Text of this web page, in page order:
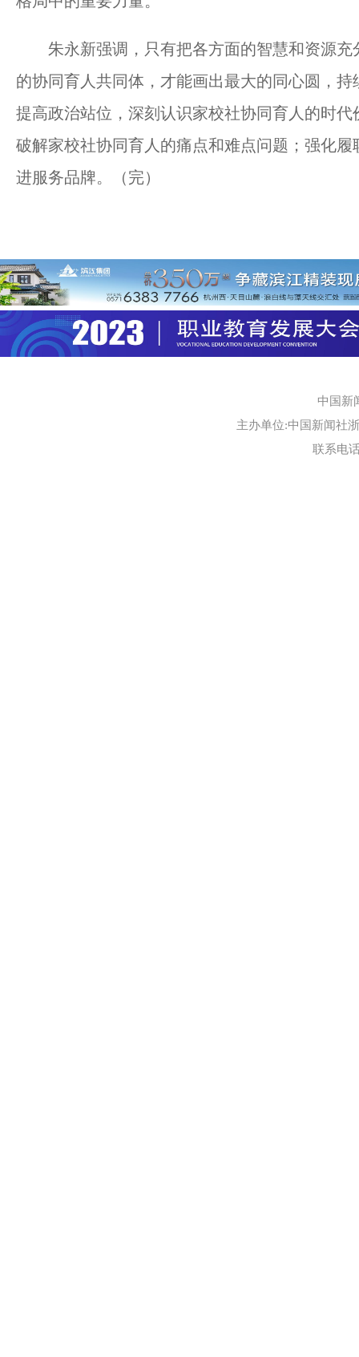
朱永新强调，只有把各方面的智慧和资源充
的协同育人共同体，才能画出最大的同心圆，
提高政治站位，深刻认识家校社协同育人的时
破解家校社协同育人的痛点和难点问题；强化
进服务品牌。（完）
中国新
主办单位:中国新闻社
联系电